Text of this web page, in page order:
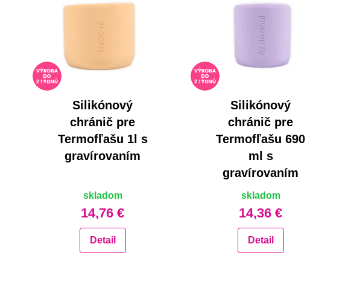
Silikónový
chránič pre
Termofľašu 1l s
gravírovaním
skladom
14,76 €
Detail
Silikónový
chránič pre
Termofľašu 690
ml s
gravírovaním
skladom
14,36 €
Detail